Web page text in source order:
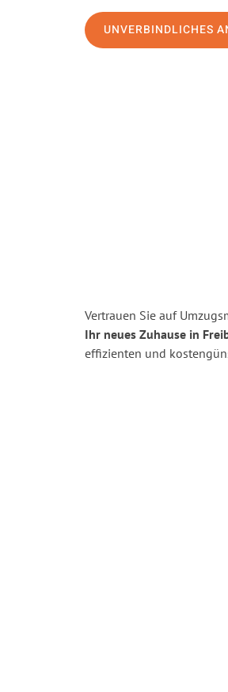
UNVERBINDLICHES
Vertrauen Sie auf
Ihr neues Zuhause in
effizienten und